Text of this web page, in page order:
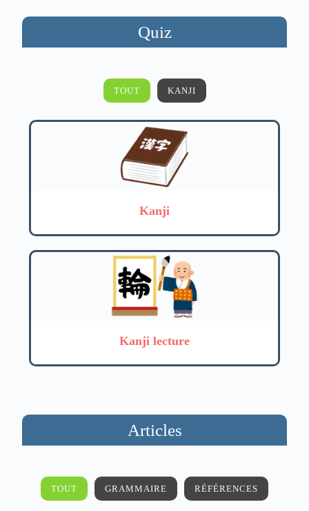
Quiz
TOUT KANJI
Kanji
Kanji lecture
Articles
TOUT GRAMMAIRE RÉFÉRENCES